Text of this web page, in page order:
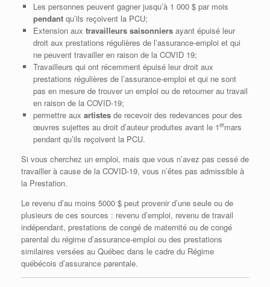
Les personnes peuvent gagner jusqu’à 1 000 $ par mois
pendant qu’ils reçoivent la PCU;
Extension aux travailleurs saisonniersayant épuisé leur
droit aux prestations régulières de l’assurance-emploi et qui
ne peuvent travailler en raison de la COVID 19;
Travailleurs qui ont récemment épuisé leur droit aux
prestations régulières de l’assurance-emploi et qui ne sont
pas en mesure de trouver un emploi ou de retourner au travail
en raison de la COVID-19;
permettre aux artistes de recevoir des redevances pour des
œuvres sujettes au droit d’auteur produites avant le 1ermars
pendant qu’ils reçoivent la PCU.
Si vous cherchez un emploi, mais que vous n’avez pas cessé de
travailler à cause de la COVID-19, vous n’êtes pas admissible à
la Prestation.
Le revenu d’au moins 5000 $ peut provenir d’une seule ou de
plusieurs de ces sources : revenu d’emploi, revenu de travail
indépendant, prestations de congé de maternité ou de congé
parental du régime d’assurance-emploi ou des prestations
similaires versées au Québec dans le cadre du Régime
québécois d’assurance parentale.